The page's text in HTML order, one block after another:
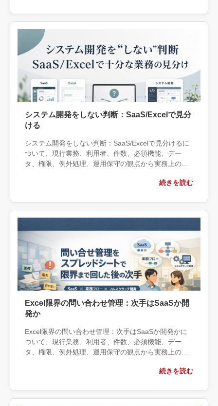
システム開発をしない判断：SaaS/Excelで見分
ける
システム開発をしない判断：SaaS/Excelで見分けるに
ついて、現行業務、利用者、件数、必須機能、デー
タ、権限、例外処理、運用保守の観点から実務上の判
相談する条件、相談前に用意する情報、依頼後に確認
続きを読む
Excel限界の問い合わせ管理：次手はSaaSか開
発か
Excel限界の問い合わせ管理：次手はSaaSか開発かに
ついて、現行業務、利用者、件数、必須機能、デー
タ、権限、例外処理、運用保守の観点から実務上の判
相談する条件、相談前に用意する情報、依頼後に確認
続きを読む